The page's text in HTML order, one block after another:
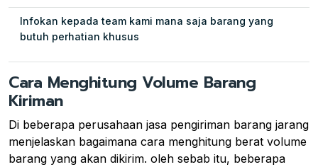
Infokan kepada team kami mana saja barang yang
butuh perhatian khusus
Cara Menghitung Volume Barang
Kiriman
Di beberapa perusahaan jasa pengiriman barang jarang
menjelaskan bagaimana cara menghitung berat volume
barang yang akan dikirim. oleh sebab itu, beberapa